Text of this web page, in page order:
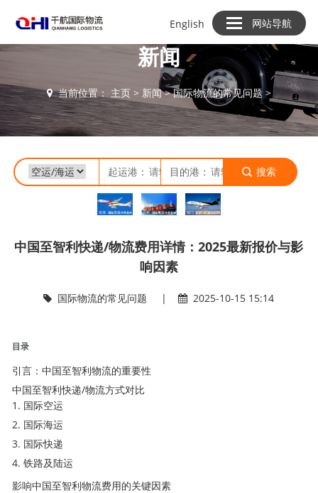
English 网站导航
新闻
当前位置： 主页> 新闻>国际物流的常见问题>
起运港： 目的港： 搜索
中国至智利快递/物流费用详情：2025最新报价与影
响因素
国际物流的常见问题 | 2025-10-15 15:14
目录
引言：中国至智利物流的重要性
中国至智利快递/物流方式对比
1. 国际空运
2. 国际海运
3. 国际快递
4. 铁路及陆运
影响中国至智利物流费用的关键因素